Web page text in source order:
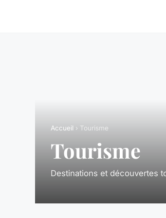
Accueil › Tourisme
Tourisme
Destinations et découvertes